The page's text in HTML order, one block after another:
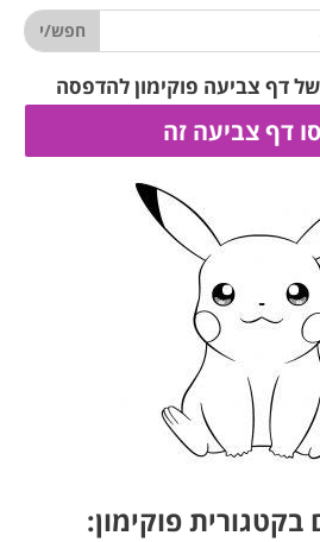
חפש/י
דף צביעה פוקימון להדפסה
בקטגורית פוקימון: